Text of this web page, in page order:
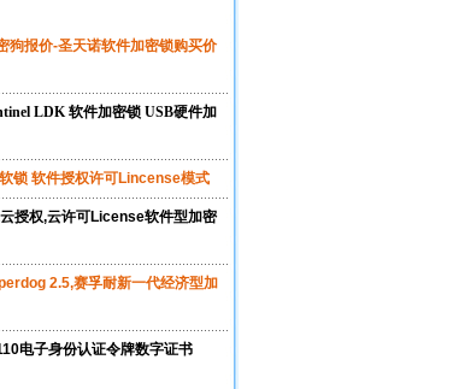
狗报价-圣天诺软件加密锁购买价
LDK 软件加密锁 USB硬件加
锁 软件授权许可Lincense模式
授权,云许可License软件型加密
2.5,赛孚耐新一代经济型加
电子身份认证令牌数字证书